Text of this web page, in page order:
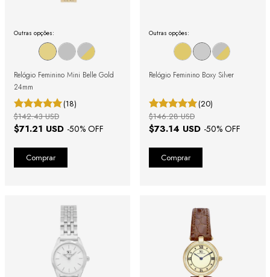
Outras opções:
Relógio Feminino Mini Belle Gold
24mm
(18)
$71.21 USD -50% OFF
$142.43 USD
Outras opções:
Relógio Feminino Boxy Silver
(20)
$73.14 USD -50% OFF
$146.28 USD